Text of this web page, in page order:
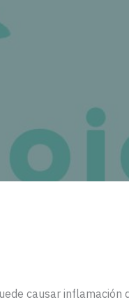
causar inflamación